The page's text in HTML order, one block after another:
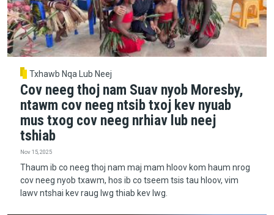
Txhawb Nqa Lub Neej
Cov neeg thoj nam Suav nyob Moresby,
ntawm cov neeg ntsib txoj kev nyuab
mus txog cov neeg nrhiav lub neej
tshiab
Nov 15, 2025
Thaum ib co neeg thoj nam maj mam hloov kom haum nrog
cov neeg nyob txawm, hos ib co tseem tsis tau hloov, vim
lawv ntshai kev raug lwg thiab kev lwg.